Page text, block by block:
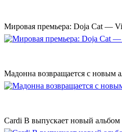
Мировая премьера: Doja Cat —
Мадонна возвращается с новым
Cardi B выпускает новый